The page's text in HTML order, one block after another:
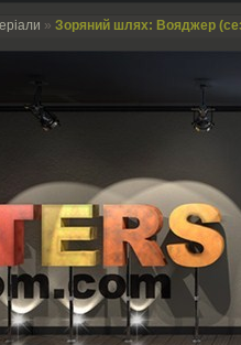
» Зоряний шлях: Вояджер